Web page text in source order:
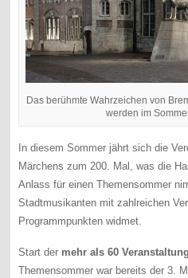
Das berühmte Wahrzeichen von
werden im
In diesem Sommer jährt sich die
Märchens zum 200. Mal, was die
Anlass für einen Themensommer
Stadtmusikanten mit zahlreichen
Programmpunkten widmet.
Start der mehr als 60
Themensommer war bereits der 3.